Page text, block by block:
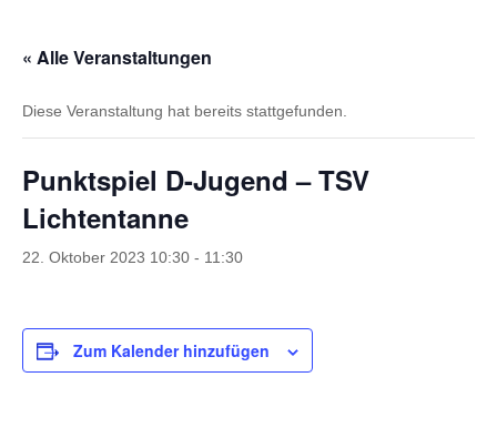
« Alle Veranstaltungen
Diese Veranstaltung hat bereits stattgefunden.
Punktspiel D-Jugend – TSV
Lichtentanne
22. Oktober 2023 10:30 - 11:30
Zum Kalender hinzufügen